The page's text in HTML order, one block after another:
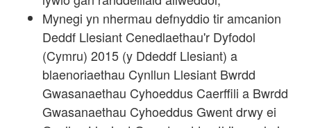
Mynegi yn nhermau defnyddio tir amcanion
Deddf Llesiant Cenedlaethau'r Dyfodol
(Cymru) 2015 (y Ddeddf Llesiant) a
blaenoriaethau Cynllun Llesiant Bwrdd
Gwasanaethau Cyhoeddus Caerffili a Bwrdd
Gwasanaethau Cyhoeddus Gwent drwy ei